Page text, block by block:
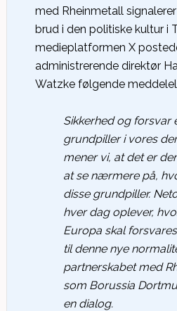
med Rheinmetall
brud i den politiske kultur i
medieplatformen X
administrerende direktør
Watzke følgende
Sikkerhed og forsvar
grundpiller i vores
mener vi, at det er
at se nærmere på,
disse grundpiller.
hver dag oplever,
Europa skal
til denne nye
partnerskabet med
som Borussia
en dialog.